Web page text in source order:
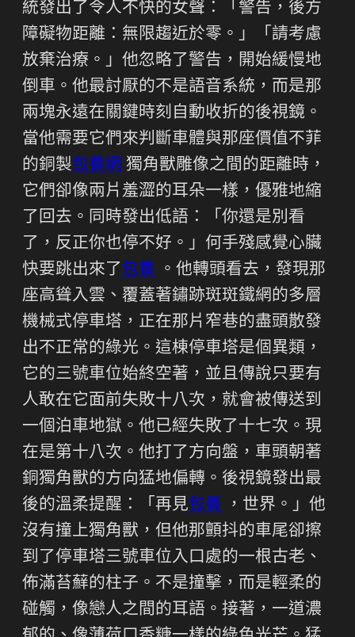
統發出了令人不快的女聲：「警告，後方
障礙物距離：無限趨近於零。」「請考慮
放棄治療。」他忽略了警告，開始緩慢地
倒車。他最討厭的不是語音系統，而是那
兩塊永遠在關鍵時刻自動收折的後視鏡。
當他需要它們來判斷車體與那座價值不菲
的銅製包養網 獨角獸雕像之間的距離時，
它們卻像兩片羞澀的耳朵一樣，優雅地縮
了回去。同時發出低語：「你還是別看
了，反正你也停不好。」何手殘感覺心臟
快要跳出來了 包養 。他轉頭看去，發現那
座高聳入雲、覆蓋著鏽跡斑斑鐵網的多層
機械式停車塔，正在那片窄巷的盡頭散發
出不正常的綠光。這棟停車塔是個異類，
它的三號車位始終空著，並且傳說只要有
人敢在它面前失敗十八次，就會被傳送到
一個泊車地獄。他已經失敗了十七次。現
在是第十八次。他打了方向盤，車頭朝著
銅獨角獸的方向猛地偏轉。後視鏡發出最
後的溫柔提醒：「再見包養 ，世界。」他
沒有撞上獨角獸，但他那顫抖的車尾卻擦
到了停車塔三號車位入口處的一根古老、
佈滿苔蘚的柱子。不是撞擊，而是輕柔的
碰觸，像戀人之間的耳語。接著，一道濃